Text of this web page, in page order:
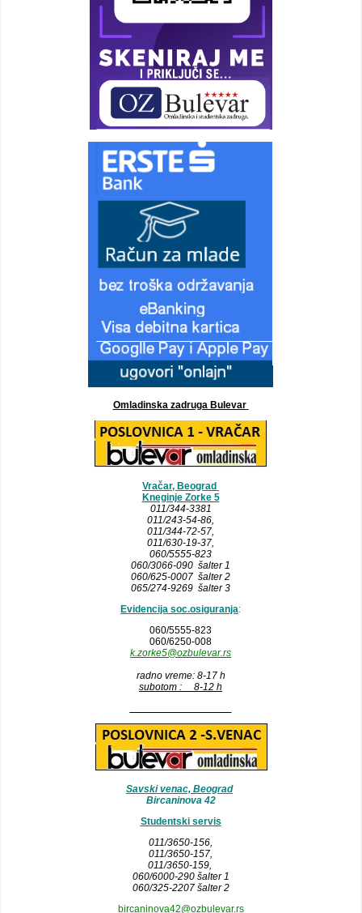
Omladinska zadruga Bulevar
Vračar, Beograd
Kneginje Zorke 5
011/344-3381
011/243-54-86,
011/344-72-57,
011/630-19-37,
060/5555-823
060/3066-090 šalter 1
060/625-0007 šalter 2
065/274-9269 šalter 3
Evidencija soc.osiguranja:
060/5555-823
060/6250-008
k.zorke5@ozbulevar.rs
radno vreme: 8-17 h
subotom : 8-12 h
Savski venac, Beograd
Bircaninova 42
Studentski servis
011/3650-156,
011/3650-157,
011/3650-159,
060/6000-290 šalter 1
060/325-2207 šalter 2
bircaninova42@ozbulevar.rs